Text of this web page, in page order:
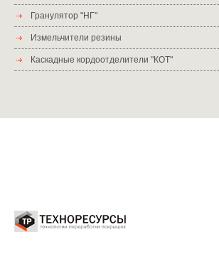
Гранулятор "НГ"
Измельчители резины
Каскадные кордоотделители "КОТ"